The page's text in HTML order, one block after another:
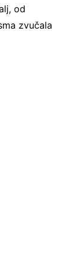
od
zvučala